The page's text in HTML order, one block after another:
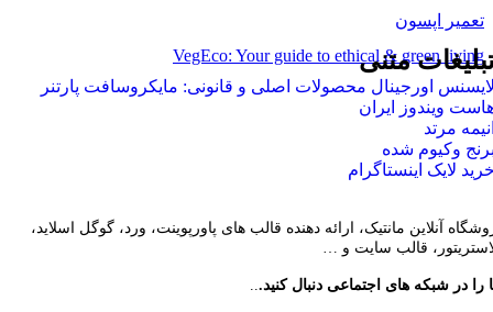
تعمیر اپسون
VegEco: Your guide to ethical & green living
متنی
اورجینال محصولات اصلی و قانونی: مایکروسافت پارتنر
ویندوز ایران
مرتد
وکیوم شده
لایک اینستاگرام
آنلاین مانتیک، ارائه دهنده قالب های پاورپوینت، ورد، گوگل اسلاید،
قالب سایت و …
را در شبکه های اجتماعی دنبال کنید...